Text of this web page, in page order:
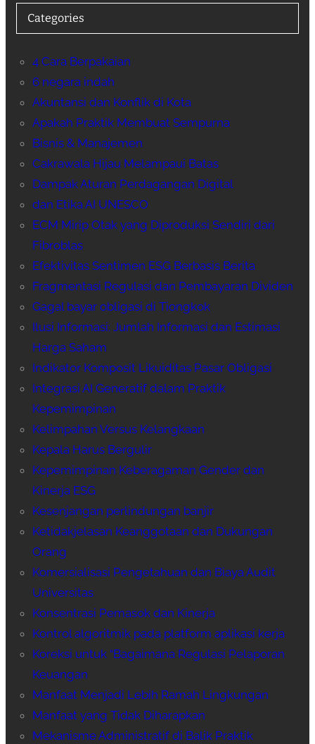
Categories
4 Cara Berpakaian
6 negara indah
Akuntansi dan Konflik di Kota
Apakah Praktik Membuat Sempurna
Bisnis & Manajemen
Cakrawala Hijau Melampaui Batas
Dampak Aturan Perdagangan Digital
dan Etika AI UNESCO
ECM Mirip Otak yang Diproduksi Sendiri dari
Fibroblas
Efektivitas Sentimen ESG Berbasis Berita
Fragmentasi Regulasi dan Pembayaran Dividen
Gagal bayar obligasi di Tiongkok
Ilusi Informasi: Jumlah Informasi dan Estimasi
Harga Saham
Indikator Komposit Likuiditas Pasar Obligasi
Integrasi AI Generatif dalam Praktik
Kepemimpinan
Kelimpahan Versus Kelangkaan
Kepala Harus Bergulir
Kepemimpinan Keberagaman Gender dan
Kinerja ESG
Kesenjangan perlindungan banjir
Ketidakjelasan Keanggotaan dan Dukungan
Orang
Komersialisasi Pengetahuan dan Biaya Audit
Universitas
Konsentrasi Pemasok dan Kinerja
Kontrol algoritmik pada platform aplikasi kerja
Koreksi untuk “Bagaimana Regulasi Pelaporan
Keuangan
Manfaat Menjadi Lebih Ramah Lingkungan
Manfaat yang Tidak Diharapkan
Mekanisme Administratif di Balik Praktik